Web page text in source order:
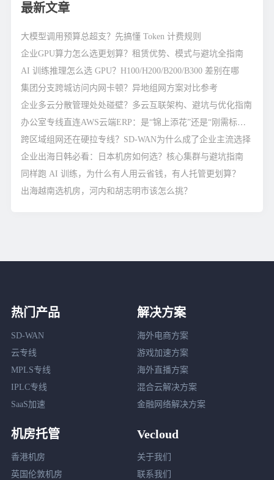
最新文章
大模型调用预算总超支？先搞懂 Token 计费规则
企业GPU算力怎么选更划算？租赁优势、模式与避坑全指南
AI 训练推理怎么选 GPU？H100/H200/B200/B300 差别在哪
集团分支跨城访问内网卡顿？异地组网方案对比参考
企业多云分散管理处处碰壁？多云互联架构、避坑与优化指南
跨区域组网还在硬拉专线？SD-WAN为什么成了企业主流选择
企业出海日韩必看：日本机房如何选？核心集群与避坑指南
同样跑 AI 训练，为什么有人用云省钱，有人托管更划算？
出海越南选机房，河内和胡志明市该怎么挑？
热门产品
SD-WAN
云专线
MPLS专线
IPLC专线
SaaS加速
解决方案
海外电商方案
游戏加速方案
海外直播方案
混合云解决方案
金融网络解决方案
机房托管
香港机房
英国伦敦机房
Vecloud
关于我们
联系我们